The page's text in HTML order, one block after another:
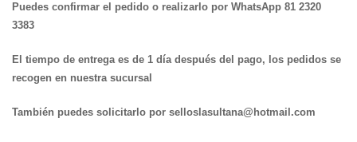
Puedes confirmar el pedido o realizarlo por WhatsApp 81 2320
3383
El tiempo de entrega es de 1 día después del pago, los pedidos se
recogen en nuestra sucursal
También puedes solicitarlo por selloslasultana@hotmail.com